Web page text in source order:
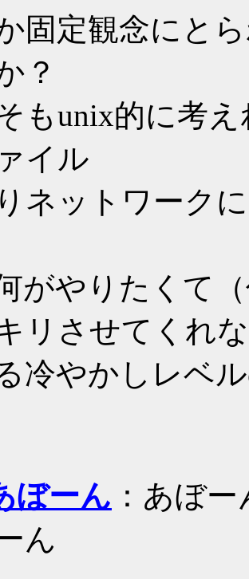
固定観念にと
？
もunix的に考
イル
ネットワーク
がやりたくて
リさせてくれ
冷やかしレベ
ぼーん ：あぼー
ん